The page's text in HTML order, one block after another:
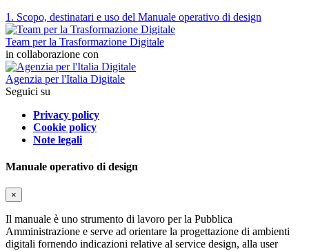
1. Scopo, destinatari e uso del Manuale operativo di design
Team per la Trasformazione Digitale
in collaborazione con
Agenzia per l'Italia Digitale
Seguici su
Privacy policy
Cookie policy
Note legali
Manuale operativo di design
×
Il manuale è uno strumento di lavoro per la Pubblica
Amministrazione e serve ad orientare la progettazione di ambienti
digitali fornendo indicazioni relative al service design, alla user